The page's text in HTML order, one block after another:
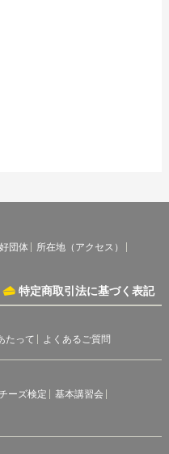
団体
所在地（アクセス）
特定商取引法に基づく表記
たって よくあるご質問
ーズ検定
基本講習会